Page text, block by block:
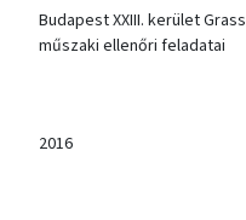
Budapest XXIII. kerület
műszaki ellenőri feladatai
2016